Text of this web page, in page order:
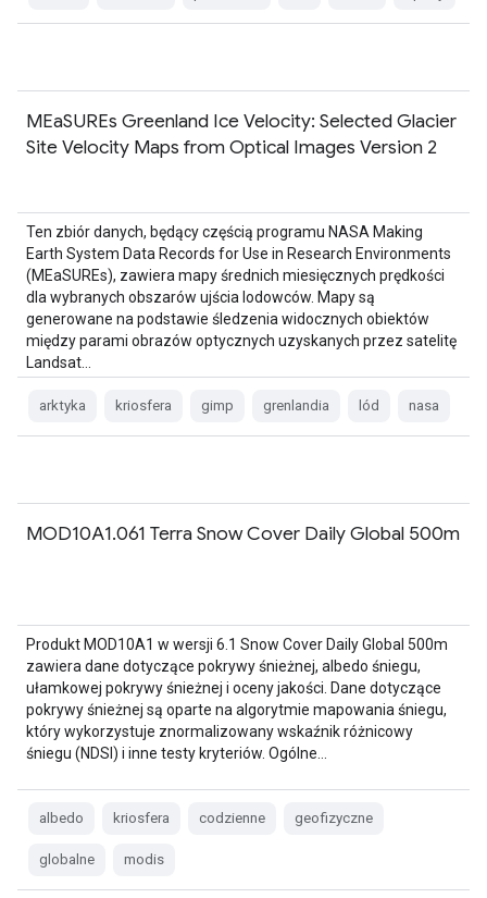
MEaSUREs Greenland Ice Velocity: Selected Glacier
Site Velocity Maps from Optical Images Version 2
Ten zbiór danych, będący częścią programu NASA Making
Earth System Data Records for Use in Research Environments
(MEaSUREs), zawiera mapy średnich miesięcznych prędkości
dla wybranych obszarów ujścia lodowców. Mapy są
generowane na podstawie śledzenia widocznych obiektów
między parami obrazów optycznych uzyskanych przez satelitę
Landsat…
arktyka kriosfera gimp grenlandia lód nasa
MOD10A1.061 Terra Snow Cover Daily Global 500m
Produkt MOD10A1 w wersji 6.1 Snow Cover Daily Global 500m
zawiera dane dotyczące pokrywy śnieżnej, albedo śniegu,
ułamkowej pokrywy śnieżnej i oceny jakości. Dane dotyczące
pokrywy śnieżnej są oparte na algorytmie mapowania śniegu,
który wykorzystuje znormalizowany wskaźnik różnicowy
śniegu (NDSI) i inne testy kryteriów. Ogólne…
albedo kriosfera codzienne geofizyczne
globalne modis